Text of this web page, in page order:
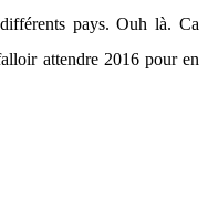
pays. Ouh là. Ca
attendre 2016 pour en